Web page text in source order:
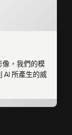
進的威脅。
像，我們的模
AI 所產生的威